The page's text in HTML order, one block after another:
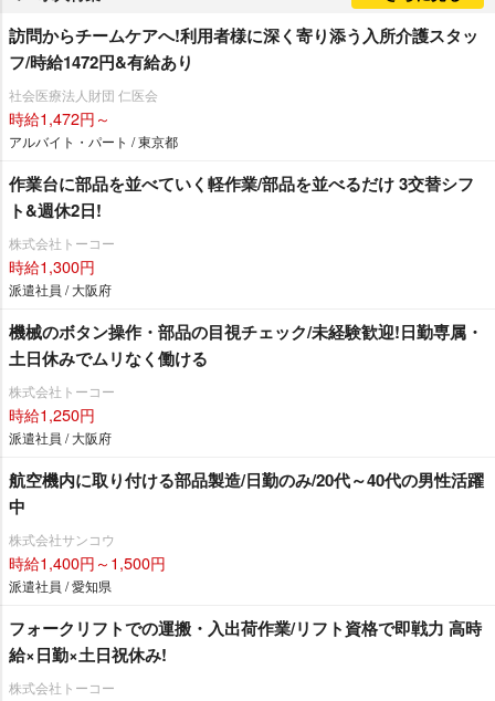
訪問からチームケアへ!利用者様に深く寄り添う入所介護スタッ
フ/時給1472円&有給あり
社会医療法人財団 仁医会
時給1,472円～
アルバイト・パート / 東京都
作業台に部品を並べていく軽作業/部品を並べるだけ 3交替シフ
ト&週休2日!
株式会社トーコー
時給1,300円
派遣社員 / 大阪府
機械のボタン操作・部品の目視チェック/未経験歓迎!日勤専属・
土日休みでムリなく働ける
株式会社トーコー
時給1,250円
派遣社員 / 大阪府
航空機内に取り付ける部品製造/日勤のみ/20代～40代の男性活躍
中
株式会社サンコウ
時給1,400円～1,500円
派遣社員 / 愛知県
フォークリフトでの運搬・入出荷作業/リフト資格で即戦力 高時
給×日勤×土日祝休み!
株式会社トーコー